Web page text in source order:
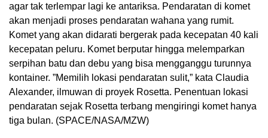
agar tak terlempar lagi ke antariksa. Pendaratan di komet
akan menjadi proses pendaratan wahana yang rumit.
Komet yang akan didarati bergerak pada kecepatan 40 kali
kecepatan peluru. Komet berputar hingga melemparkan
serpihan batu dan debu yang bisa mengganggu turunnya
kontainer. ”Memilih lokasi pendaratan sulit,” kata Claudia
Alexander, ilmuwan di proyek Rosetta. Penentuan lokasi
pendaratan sejak Rosetta terbang mengiringi komet hanya
tiga bulan. (SPACE/NASA/MZW)